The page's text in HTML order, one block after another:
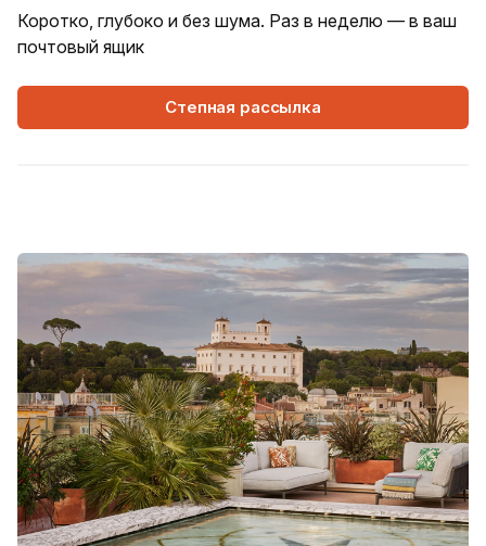
Коротко, глубоко и без шума. Раз в неделю — в ваш
почтовый ящик
Степная рассылка